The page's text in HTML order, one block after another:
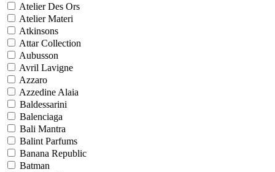
Atelier Des Ors
Atelier Materi
Atkinsons
Attar Collection
Aubusson
Avril Lavigne
Azzaro
Azzedine Alaia
Baldessarini
Balenciaga
Bali Mantra
Balint Parfums
Banana Republic
Batman